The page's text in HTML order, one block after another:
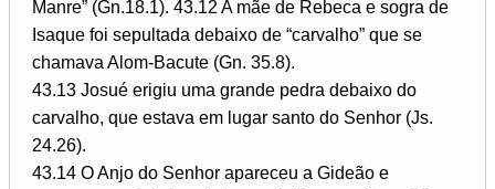
Manre” (Gn.18.1). 43.12 A mãe de Rebeca e sogra de
Isaque foi sepultada debaixo de “carvalho” que se
chamava Alom-Bacute (Gn. 35.8).
43.13 Josué erigiu uma grande pedra debaixo do
carvalho, que estava em lugar santo do Senhor (Js.
24.26).
43.14 O Anjo do Senhor apareceu a Gideão e